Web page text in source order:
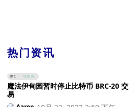
热门资讯
BTC 0.21%
魔法伊甸园暂时停止比特币 BRC-20 交
易